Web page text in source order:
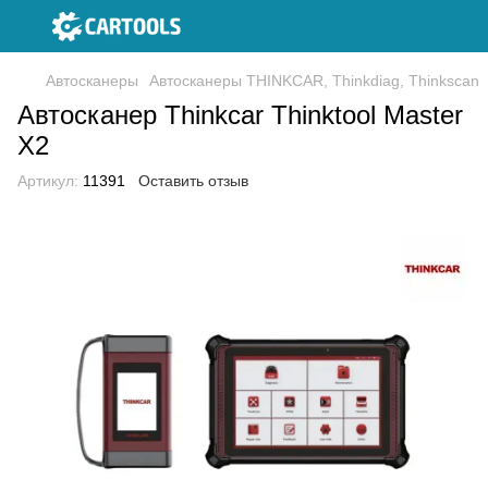
Автосканеры Автосканеры THINKCAR, Thinkdiag, Thinkscan
Автосканер Thinkcar Thinktool Master
X2
Артикул: 11391 Оставить отзыв